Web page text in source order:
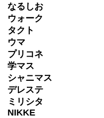
なるしお
ウォーク
タクト
ウマ
プリコネ
学マス
シャニマス
デレステ
ミリシタ
NIKKE